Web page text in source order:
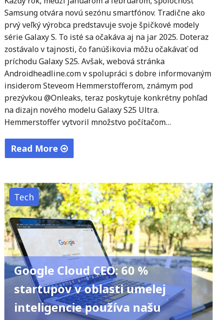
Samsung otvára novú sezónu smartfónov. Tradične ako
prvý veľký výrobca predstavuje svoje špičkové modely
série Galaxy S. To isté sa očakáva aj na jar 2025. Doteraz
zostávalo v tajnosti, čo fanúšikovia môžu očakávať od
príchodu Galaxy S25. Avšak, webová stránka
Androidheadline.com v spolupráci s dobre informovaným
insiderom Steveom Hemmerstofferom, známym pod
prezývkou @Onleaks, teraz poskytuje konkrétny pohľad
na dizajn nového modelu Galaxy S25 Ultra.
Hemmerstoffer vytvoril množstvo počítačom…
Read More
možný
dizajn
Galaxy
S25
Ultra"
Tech
Google Cloud CEO: 60 %
startupov v oblasti umelej
inteligencie používa našu